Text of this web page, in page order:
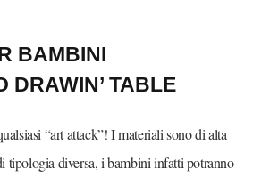
BAMBINI
DRAWIN’ TABLE
“art attack”! I materiali sono di alta
tipologia diversa, i bambini infatti potranno